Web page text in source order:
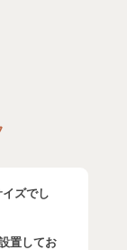
ズでし
置してお